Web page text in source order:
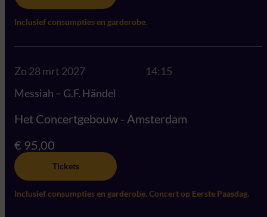
Inclusief consumpties en garderobe.
Zo 28 mrt 2027
14:15
Messiah – G.F. Händel
Het Concertgebouw - Amsterdam
€ 95,00
Tickets
Inclusief consumpties en garderobe. Concert op Eerste Paasdag.